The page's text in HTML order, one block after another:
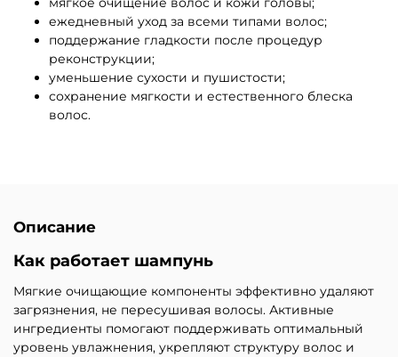
ежедневный уход за всеми типами волос;
поддержание гладкости после процедур
реконструкции;
уменьшение сухости и пушистости;
сохранение мягкости и естественного блеска
волос.
Описание
Как работает шампунь
Мягкие очищающие компоненты эффективно удаляют
загрязнения, не пересушивая волосы. Активные
ингредиенты помогают поддерживать оптимальный
уровень увлажнения, укрепляют структуру волос и